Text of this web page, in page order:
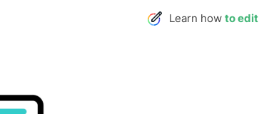
Learn how to edit